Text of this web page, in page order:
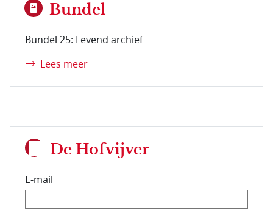
Bundel
Bundel 25: Levend archief
Lees meer
De Hofvijver
E-mail